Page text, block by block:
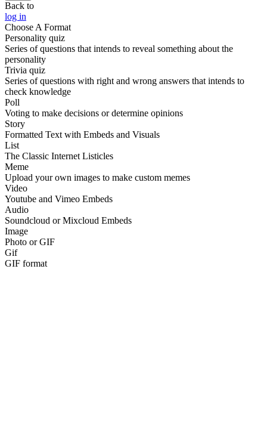
Back to
log in
Choose A Format
Personality quiz
Series of questions that intends to reveal something about the
personality
Trivia quiz
Series of questions with right and wrong answers that intends to
check knowledge
Poll
Voting to make decisions or determine opinions
Story
Formatted Text with Embeds and Visuals
List
The Classic Internet Listicles
Meme
Upload your own images to make custom memes
Video
Youtube and Vimeo Embeds
Audio
Soundcloud or Mixcloud Embeds
Image
Photo or GIF
Gif
GIF format